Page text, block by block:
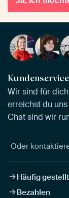
Kundenservice
Wir sind für
erreichst du
Chat sind wir
Oder
Häufig
Bezahlen